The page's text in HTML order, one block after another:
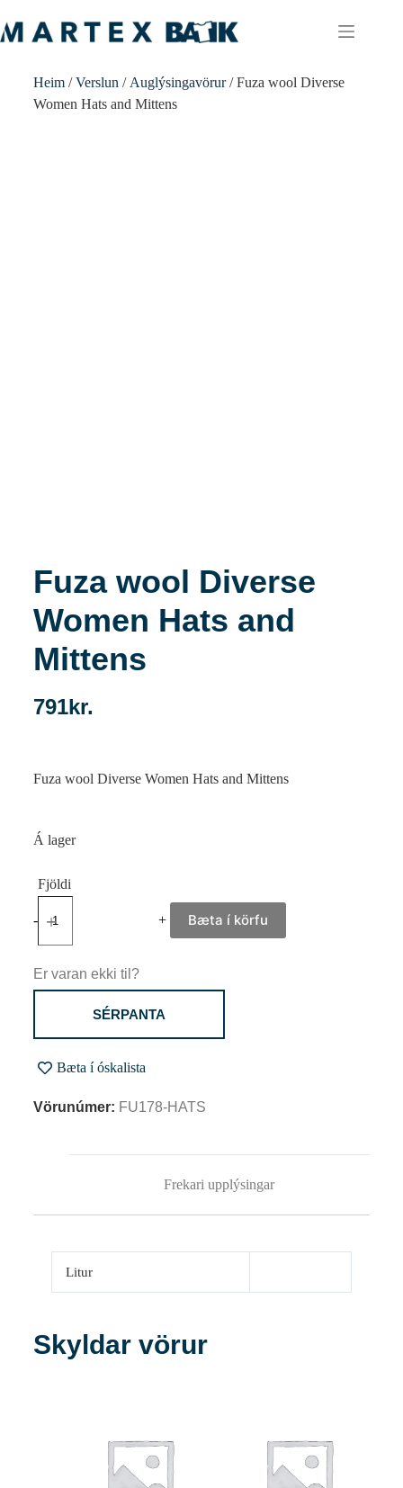
Heim/Verslun / Auglýsingavörur/ Fuza wool Diverse
Women Hats and Mittens
Fuza wool Diverse
Women Hats and
Mittens
791kr.
Fuza wool Diverse Women Hats and Mittens
Á lager
- + Bæta í körfu
Er varan ekki til?
SÉRPANTA
Bæta í óskalista
Vörunúmer: FU178-HATS
Frekari upplýsingar
Litur
Skyldar vörur